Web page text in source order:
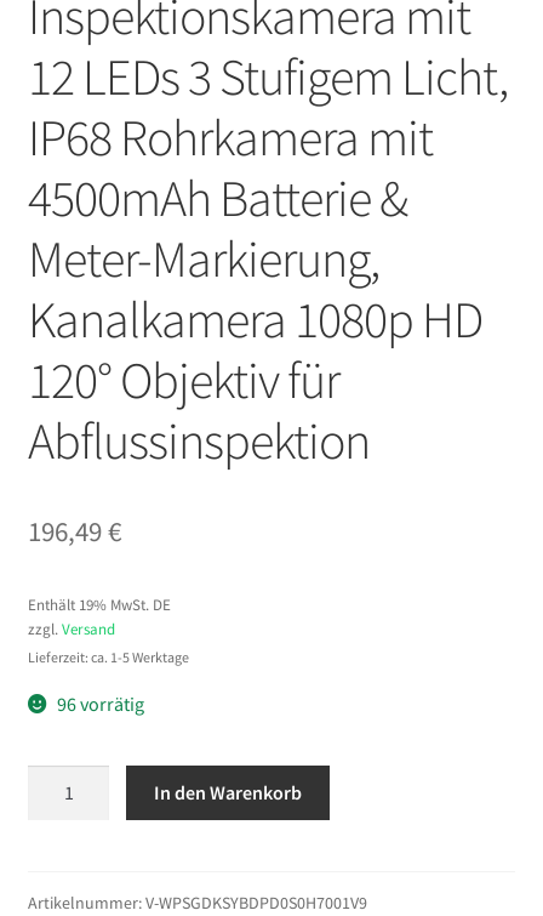
Inspektionskamera mit
12 LEDs 3 Stufigem Licht,
IP68 Rohrkamera mit
4500mAh Batterie &
Meter-Markierung,
Kanalkamera 1080p HD
120° Objektiv für
Abflussinspektion
196,49€
Enthält 19% MwSt. DE
zzgl. Versand
Lieferzeit: ca. 1-5 Werktage
96 vorrätig
20m
In den Warenkorb
Artikelnummer:V-WPSGDKSYBDPD0S0H7001V9